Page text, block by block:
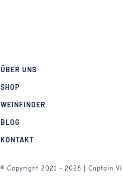
ÜBER UNS
SHOP
WEINFINDER
BLOG
KONTAKT
© Copyright 2021 - 2026 | Captain